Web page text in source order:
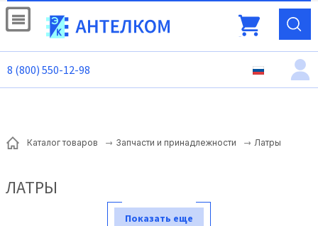
8 (800) 550-12-98
Каталог товаров Запчасти и принадлежности Латры
ЛАТРЫ
Показать еще